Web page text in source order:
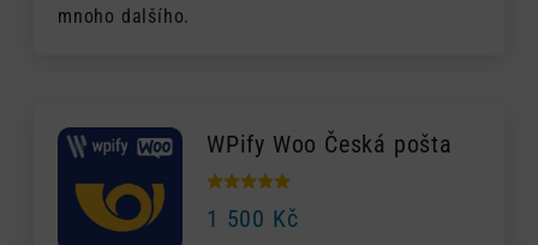
mnoho dalšího.
WPify Woo Česká pošta
1 500 Kč